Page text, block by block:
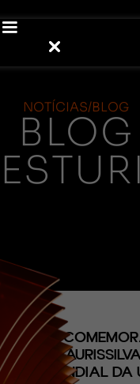
NOTÍCIAS/BLOG
BLOG
(CONTEÚDO)
MUNDIAL